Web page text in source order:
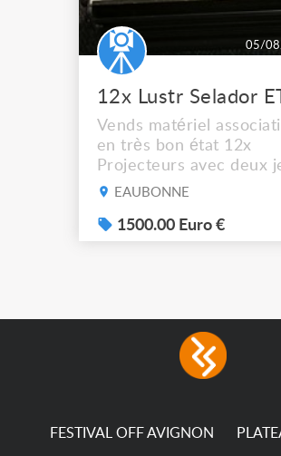
05/
Vends matériel
en très bon état 12x
Projecteurs avec deux
de filtre filtre Lustr
system – seven colour
LEDs providing the
consumption The
permanence of a 50,000-
EAUBONNE
1500.00 Euro €
FESTIVAL OFF AVIGNON